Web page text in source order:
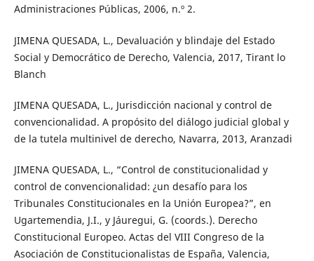
Administraciones Públicas, 2006, n.º 2.
JIMENA QUESADA, L., Devaluación y blindaje del Estado
Social y Democrático de Derecho, Valencia, 2017, Tirant lo
Blanch
JIMENA QUESADA, L., Jurisdicción nacional y control de
convencionalidad. A propósito del diálogo judicial global y
de la tutela multinivel de derecho, Navarra, 2013, Aranzadi
JIMENA QUESADA, L., “Control de constitucionalidad y
control de convencionalidad: ¿un desafío para los
Tribunales Constitucionales en la Unión Europea?”, en
Ugartemendia, J.I., y Jáuregui, G. (coords.). Derecho
Constitucional Europeo. Actas del VIII Congreso de la
Asociación de Constitucionalistas de España, Valencia,